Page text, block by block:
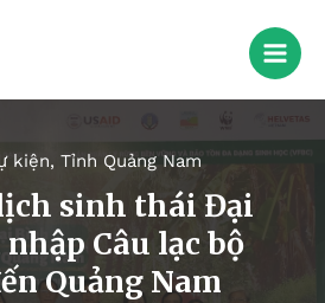
kiện, Tỉnh Quảng Nam
sinh thái Đại
Câu lạc bộ
Quảng Nam